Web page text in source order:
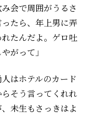
会で周囲がうるさ
たら、年上男に弄
たんだよ。ゲロ吐
がって」
はホテルのカード
そう言ってくれれ
未生もさっきはよ